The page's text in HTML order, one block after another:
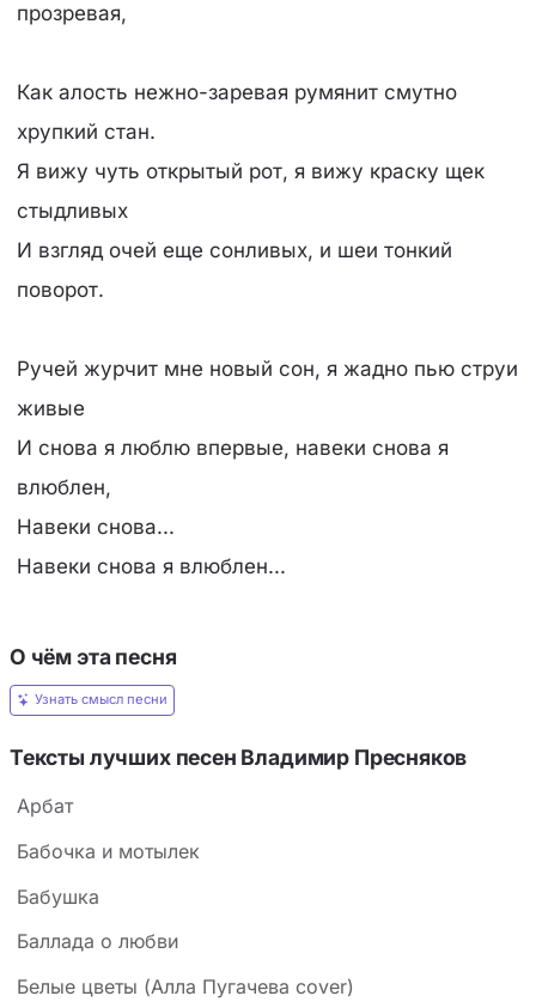
прозревая,
Как алость нежно-заревая румянит смутно
хрупкий стан.
Я вижу чуть открытый рот, я вижу краску щек
стыдливых
И взгляд очей еще сонливых, и шеи тонкий
поворот.
Ручей журчит мне новый сон, я жадно пью струи
живые
И снова я люблю впервые, навеки снова я
влюблен,
Навеки снова...
Навеки снова я влюблен...
О чём эта песня
Узнать смысл песни
Тексты лучших песен Владимир Пресняков
Арбат
Бабочка и мотылек
Бабушка
Баллада о любви
Белые цветы (Алла Пугачева cover)